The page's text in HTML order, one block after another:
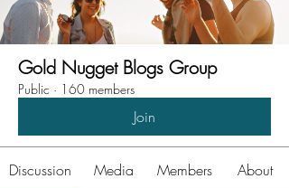
Gold Nugget Blogs Group
Public · 160 members
Join
Discussion Media Members About